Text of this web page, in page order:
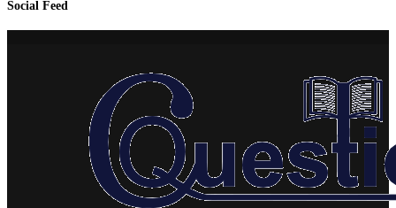
Social Feed